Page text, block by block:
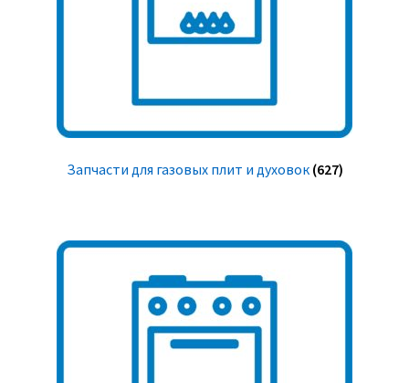
Запчасти для газовых плит и духовок (627)